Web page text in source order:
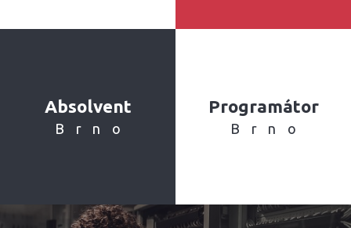
Absolvent
Brno
Programátor
Brno